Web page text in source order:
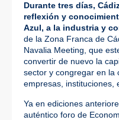
Durante tres días,
reflexión y
Azul, a la industria y
de la Zona Franca de
Navalia Meeting, que
convertir de nuevo la
sector y congregar en la
empresas, instituciones,
Ya en ediciones
auténtico foro de